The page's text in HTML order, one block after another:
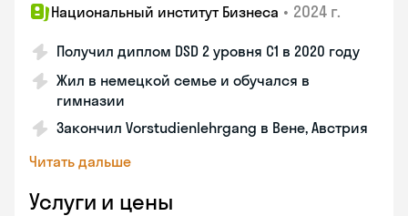
Национальный институт Бизнеса • 2024 г.
Получил диплом DSD 2 уровня С1 в 2020 году
Жил в немецкой семье и обучался в
гимназии
Закончил Vorstudienlehrgang в Вене, Австрия
Читать дальше
Услуги и цены